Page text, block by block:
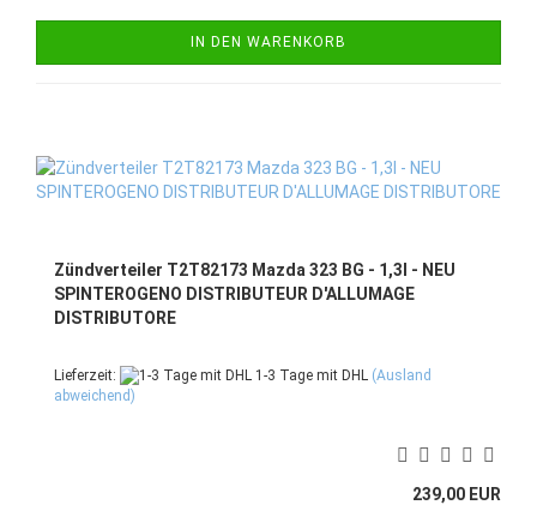
IN DEN WARENKORB
Zündverteiler T2T82173 Mazda 323 BG - 1,3l - NEU
SPINTEROGENO DISTRIBUTEUR D'ALLUMAGE
DISTRIBUTORE
Lieferzeit: 1-3 Tage mit DHL (Ausland
abweichend)
239,00 EUR